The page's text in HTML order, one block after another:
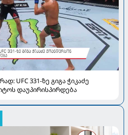
UFC 331-ზე გიგა ჭიკაძე
დაუპირისპირდება